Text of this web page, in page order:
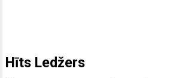
Hīts Ledžers